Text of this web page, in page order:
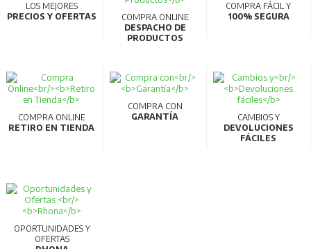
LOS MEJORES
PRECIOS Y OFERTAS
COMPRA ONLINE
DESPACHO DE
PRODUCTOS
COMPRA FÁCIL Y
100% SEGURA
COMPRA ONLINE
RETIRO EN TIENDA
COMPRA CON
GARANTÍA
CAMBIOS Y
DEVOLUCIONES
FÁCILES
OPORTUNIDADES Y
OFERTAS